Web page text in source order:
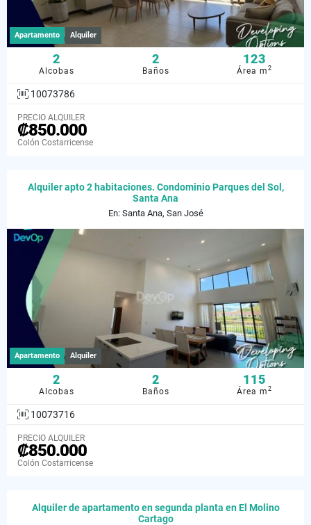
Apartamento Alquiler
2
Alcobas
2
Baños
123
Área m2
10073786
PRECIO ALQUILER
₡850.000
Colón Costarricense
Alquiler apto 2 habitaciones. Condominio Parques del Sol,
Santa Ana
En: Santa Ana, San José
Apartamento Alquiler
2
Alcobas
2
Baños
115
Área m2
10073716
PRECIO ALQUILER
₡850.000
Colón Costarricense
Alquiler de apartamento en segunda planta en El Molino
Cartago